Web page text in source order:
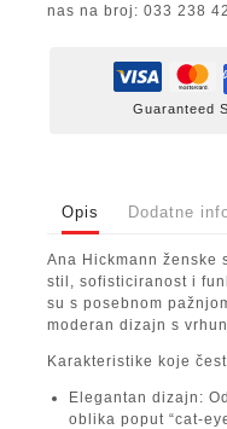
nas na broj: 033 238
Guaranteed
Opis Dodatne
Ana Hickmann ženske
stil, sofisticiranost i
su s posebnom
moderan dizajn s
Karakteristike koje
Elegantan dizajn:
oblika poput “cat-